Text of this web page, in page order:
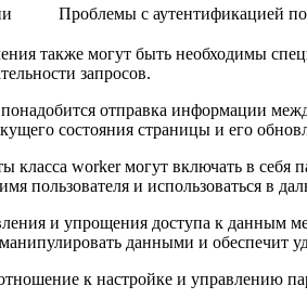
Проблемы с аутентификацией
также могут быть необходимы
запросов.
отправка информации
состояния страницы и его
класса worker могут включать в
пользователя и использоваться в
и упрощения доступа к данным
данными и обеспечит
к настройке и управлению